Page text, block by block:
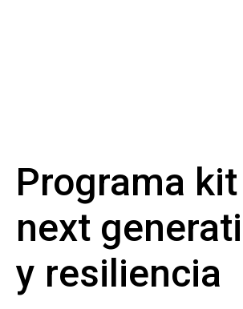
Programa
next
y resiliencia